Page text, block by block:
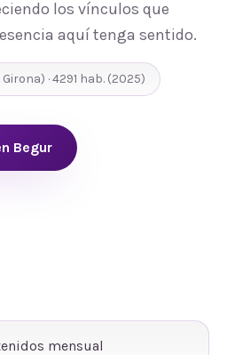
los vínculos que
aquí tenga sentido.
Girona) ·4291 hab. (2025)
Begur
mensual